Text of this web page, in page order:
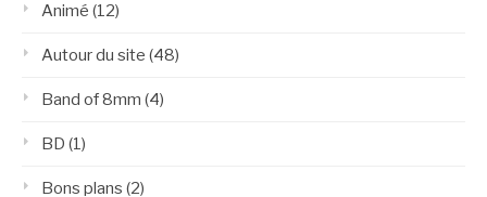
Animé (12)
Autour du site (48)
Band of 8mm (4)
BD (1)
Bons plans (2)